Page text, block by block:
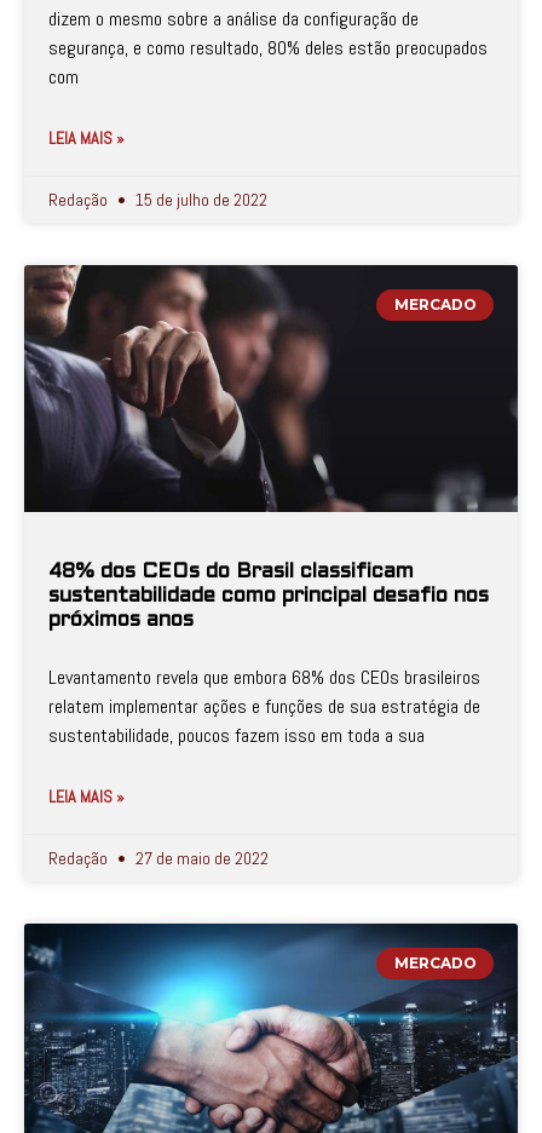
dizem o mesmo sobre a análise da configuração de
segurança, e como resultado, 80% deles estão preocupados
com
LEIA MAIS »
Redação 15 de julho de 2022
MERCADO
48% dos CEOs do Brasil classificam
sustentabilidade como principal desafio nos
próximos anos
Levantamento revela que embora 68% dos CEOs brasileiros
relatem implementar ações e funções de sua estratégia de
sustentabilidade, poucos fazem isso em toda a sua
LEIA MAIS »
Redação 27 de maio de 2022
MERCADO